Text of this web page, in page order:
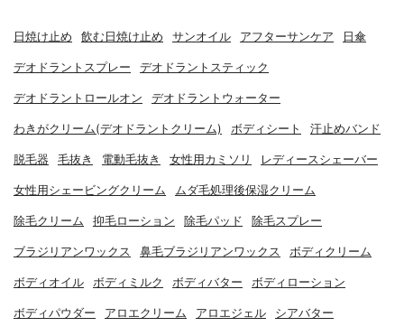
日焼け止め 飲む日焼け止め サンオイル アフターサンケア 日傘
デオドラントスプレー デオドラントスティック
デオドラントロールオン デオドラントウォーター
わきがクリーム(デオドラントクリーム) ボディシート 汗止めバンド
脱毛器 毛抜き 電動毛抜き 女性用カミソリ レディースシェーバー
女性用シェービングクリーム ムダ毛処理後保湿クリーム
除毛クリーム 抑毛ローション 除毛パッド 除毛スプレー
ブラジリアンワックス 鼻毛ブラジリアンワックス ボディクリーム
ボディオイル ボディミルク ボディバター ボディローション
ボディパウダー アロエクリーム アロエジェル シアバター